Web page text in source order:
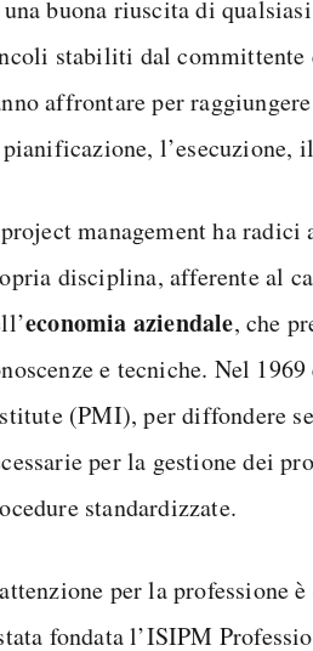
buona riuscita di
stabiliti dal committente
affrontare per
l’esecuzione,
management ha radici
disciplina, afferente al
economia aziendale, che
e tecniche. Nel
(PMI), per diffondere
per la gestione dei
standardizzate.
per la professione
fondata l’ISIPM